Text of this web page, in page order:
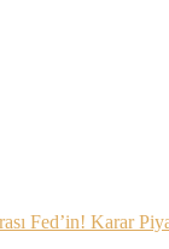
Fed’in! Karar